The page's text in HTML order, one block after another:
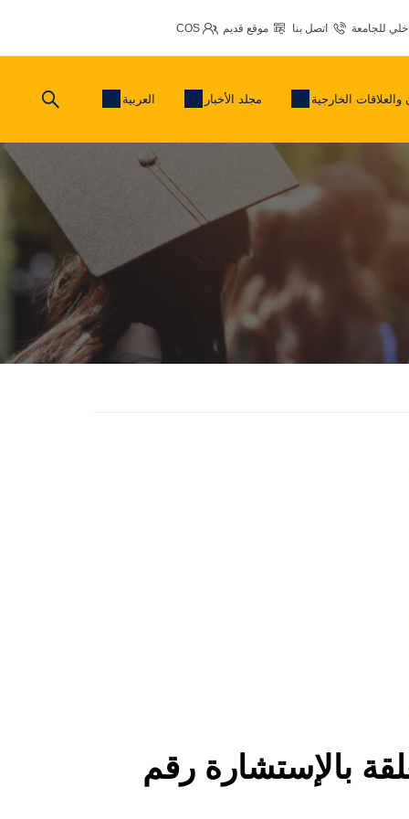
للجامعة اتصل بنا موقع قديم COS
والعلاقات الخارجية مجلد الأخبار العربية
بالإستشارة رقم